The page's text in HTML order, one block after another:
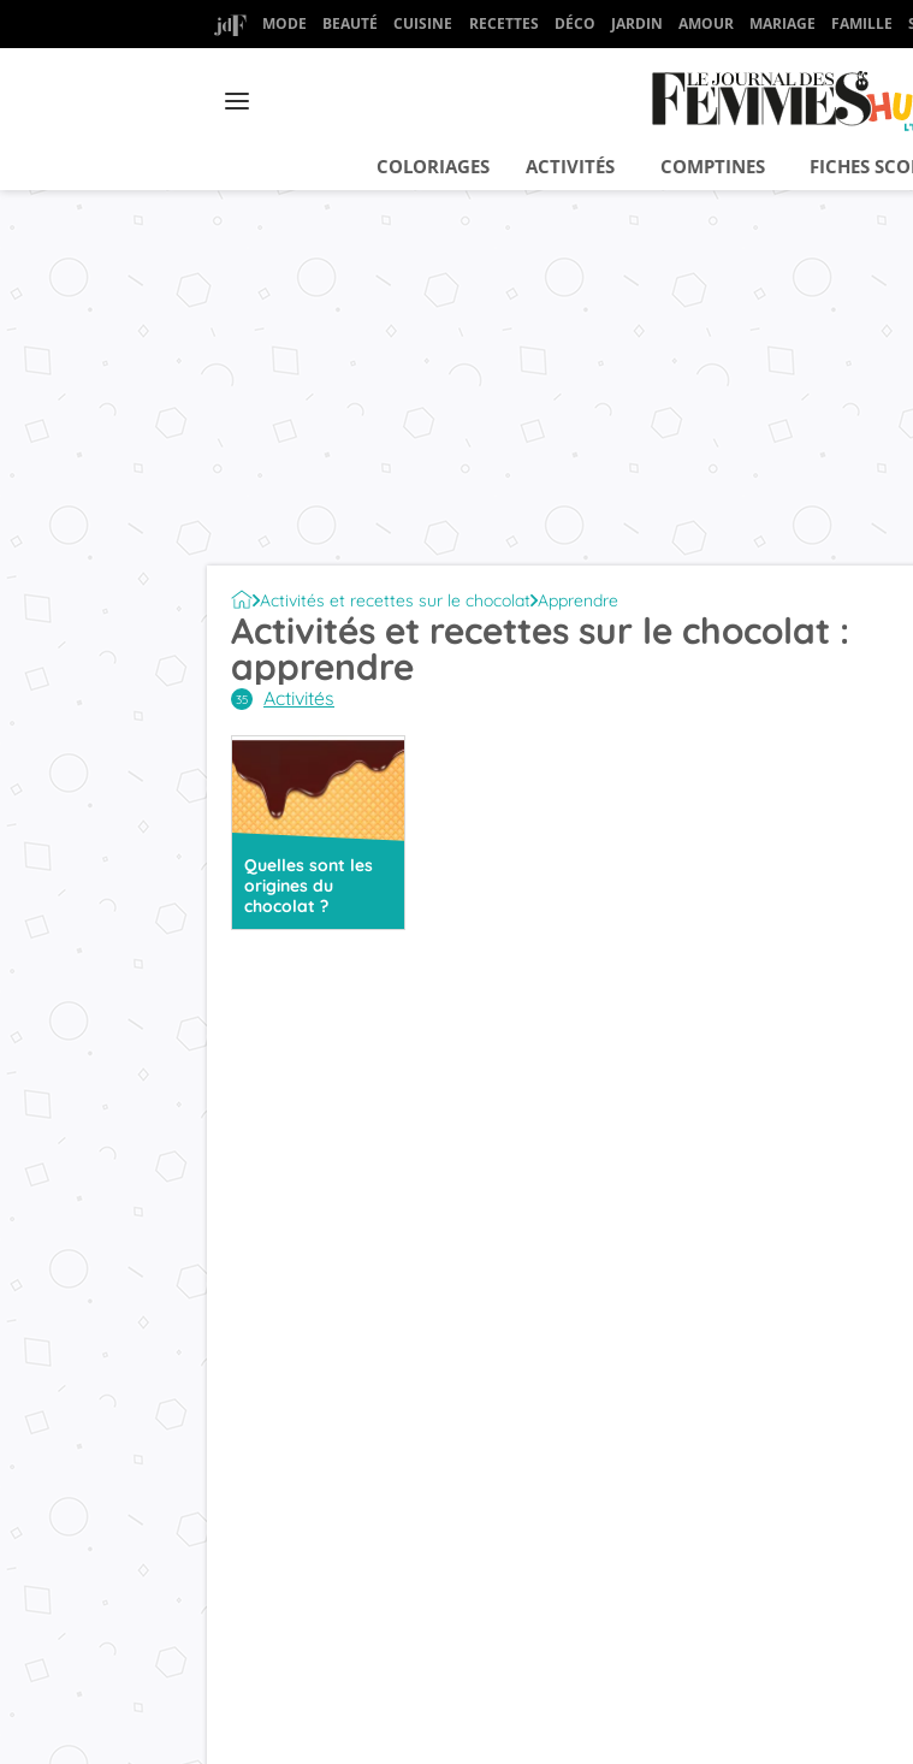
MODE BEAUTÉ CUISINE RECETTES DÉCO JARDIN AMOUR MARIAGE FAMILLE
COLORIAGES ACTIVITÉS COMPTINES FICHES
Activités et recettes sur le chocolat Apprendre
Activités et recettes sur le chocolat :
apprendre
Activités
Quelles sont les
origines du
chocolat ?